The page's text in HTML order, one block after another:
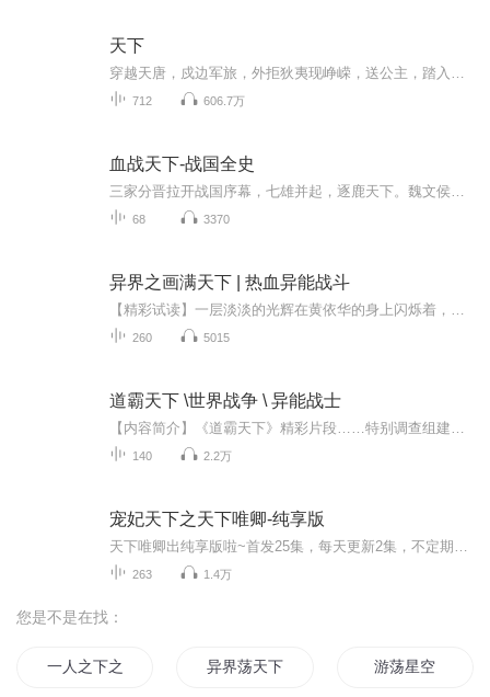
天下
712 606.7万
血战天下-战国全史
68 3370
异界之画满天下 | 热血异能战斗
260 5015
道霸天下 \世界战争 \ 异能战士
140 2.2万
宠妃天下之天下唯卿-纯享版
263 1.4万
您是不是在找：
一人之下之异世动荡 异界荡天下 游荡星空